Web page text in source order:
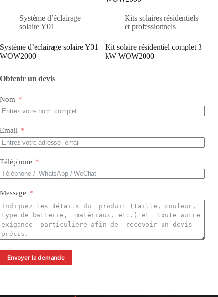
Système d’éclairage
solaire Y01
Système d’éclairage solaire Y01
WOW2000
Kits solaires résidentiels
et professionnels
Kit solaire résidentiel complet 3
kW WOW2000
Obtenir un devis
Nom
Email
Téléphone
Message
Envoyer la demande